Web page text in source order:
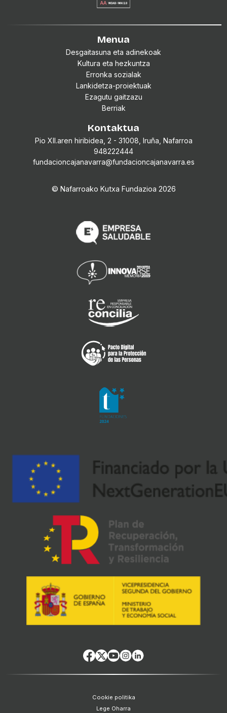
Menua
Desgaitasuna eta adinekoak
Kultura eta hezkuntza
Erronka sozialak
Lankidetza-proiektuak
Ezagutu gaitzazu
Berriak
Kontaktua
Pio XII.aren hiribidea, 2 - 31008, Iruña, Nafarroa
948222444
fundacioncajanavarra@fundacioncajanavarra.es
© Nafarroako Kutxa Fundazioa 2026
Cookie politika
Lege Oharra